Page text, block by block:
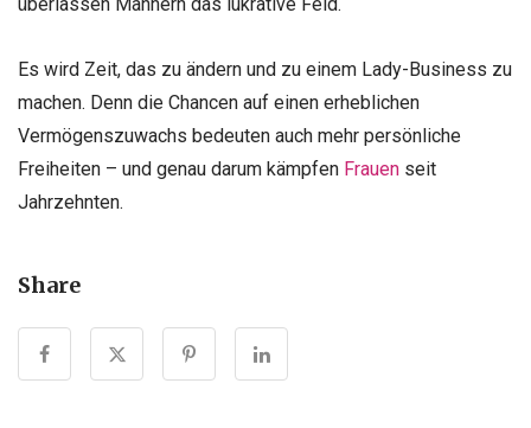
Es wird Zeit, das zu ändern und zu einem Lady-Business zu
machen. Denn die Chancen auf einen erheblichen
Vermögenszuwachs bedeuten auch mehr persönliche
Freiheiten – und genau darum kämpfen Frauen seit
Jahrzehnten.
Share